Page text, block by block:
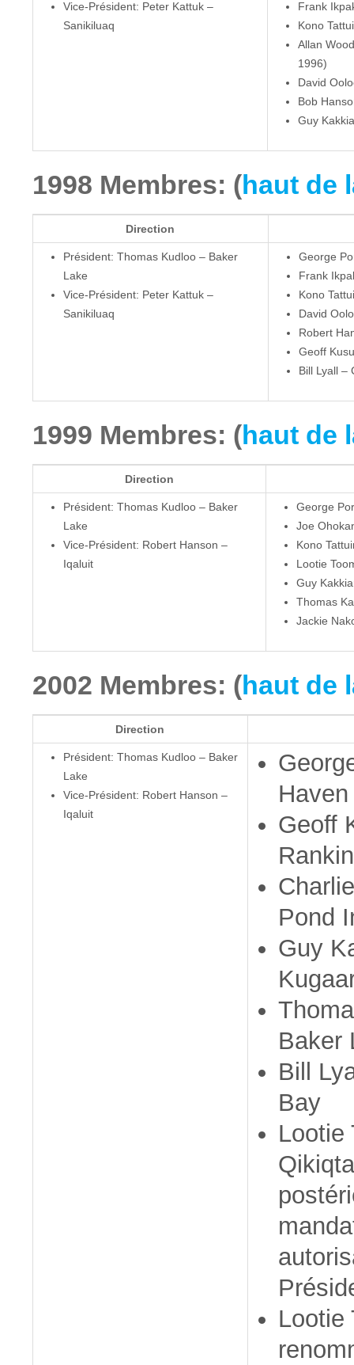
Vice-Président: Peter Kattuk –
Sanikiluaq
Frank
Kono
Allan
1996)
David
Bob
Guy
1998 Membres: (haut de
Direction
Président: Thomas Kudloo – Baker
Lake
Vice-Président: Peter Kattuk –
Sanikiluaq
George
Frank
Kono
David
Robert
Geoff
Bill Lyall –
1999 Membres: (haut de
Direction
Président: Thomas Kudloo – Baker
Lake
Vice-Président: Robert Hanson –
Iqaluit
George
Joe
Kono
Lootie
Guy
Thomas
Jackie
2002 Membres: (haut de
Direction
Président: Thomas Kudloo – Baker
Lake
Vice-Président: Robert Hanson –
Iqaluit
Haven
Geoff
Pond
Guy
Baker
Bill
Bay
Lootie
Lootie